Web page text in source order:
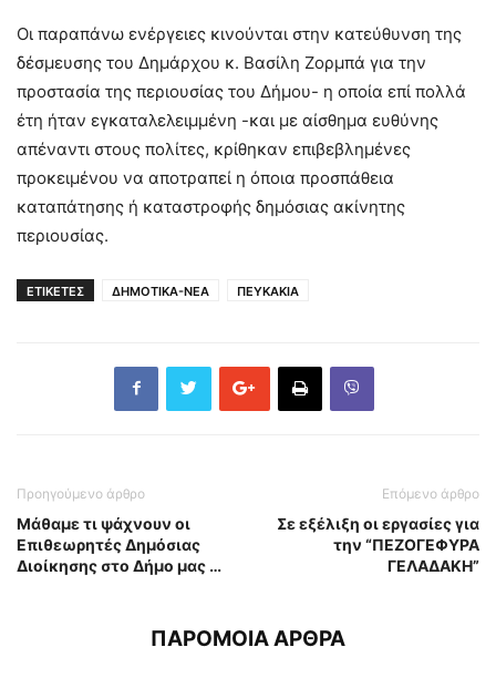
Οι παραπάνω ενέργειες κινούνται στην κατεύθυνση της
δέσμευσης του Δημάρχου κ. Βασίλη Ζορμπά για την
προστασία της περιουσίας του Δήμου- η οποία επί πολλά
έτη ήταν εγκαταλελειμμένη -και με αίσθημα ευθύνης
απέναντι στους πολίτες, κρίθηκαν επιβεβλημένες
προκειμένου να αποτραπεί η όποια προσπάθεια
καταπάτησης ή καταστροφής δημόσιας ακίνητης
περιουσίας.
ΕΤΙΚΕΤΕΣ ΔΗΜΟΤΙΚΑ-ΝΕΑ ΠΕΥΚΑΚΙΑ
Προηγούμενο άρθρο
Μάθαμε τι ψάχνουν οι
Επιθεωρητές Δημόσιας
Διοίκησης στο Δήμο μας …
Επόμενο άρθρο
Σε εξέλιξη οι εργασίες για
την “ΠΕΖΟΓΕΦΥΡΑ
ΓΕΛΑΔΑΚΗ”
ΠΑΡΟΜΟΙΑ ΑΡΘΡΑ